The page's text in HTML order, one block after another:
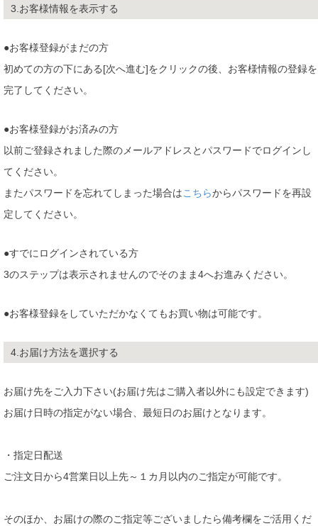
3.お客様情報を表示する
●お客様登録がまだの方
初めての方の下にある[次へ進む]をクリックの後、お客様情報の登録を
完了してください。
●お客様登録がお済みの方
以前ご登録されました際のメールアドレスとパスワードでログインし
てください。
またパスワードを忘れてしまった場合はこちらからパスワードを再設
定してください。
●すでにログインされている方
3のステップは表示されませんのでそのまま4へお進みください。
●お客様登録をしていただかなくてもお買い物は可能です。
4.お届け方法を選択する
お届け先をご入力下さい(お届け先はご購入者以外にも設定できます)
お届け日時の指定がない場合、最短日のお届けとなります。
・指定日配送
ご注文日から4営業日以上先～１カ月以内のご指定が可能です。
そのほか、お届けの際のご指定等ございましたら備考欄をご活用くだ